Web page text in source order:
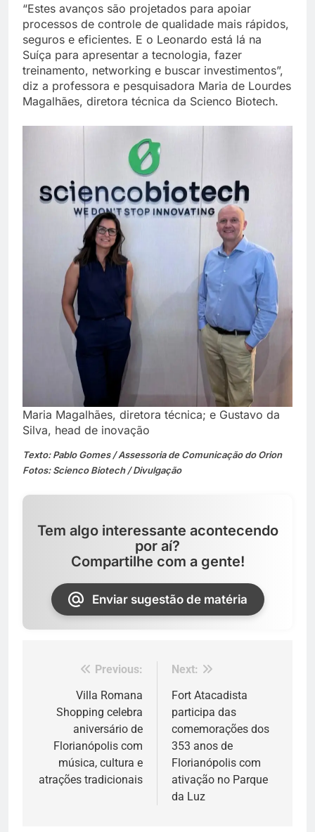
“Estes avanços são projetados para apoiar
processos de controle de qualidade mais rápidos,
seguros e eficientes. E o Leonardo está lá na
Suíça para apresentar a tecnologia, fazer
treinamento, networking e buscar investimentos”,
diz a professora e pesquisadora Maria de Lourdes
Magalhães, diretora técnica da Scienco Biotech.
Maria Magalhães, diretora técnica; e Gustavo da
Silva, head de inovação
Texto: Pablo Gomes / Assessoria de Comunicação do Orion
Fotos: Scienco Biotech / Divulgação
Tem algo interessante acontecendo
por aí?
Compartilhe com a gente!
Enviar sugestão de matéria
Navegação
Previous:
Villa Romana
Shopping celebra
aniversário de
Florianópolis com
música, cultura e
atrações tradicionais
Next:
Fort Atacadista
participa das
comemorações dos
353 anos de
Florianópolis com
ativação no Parque
da Luz